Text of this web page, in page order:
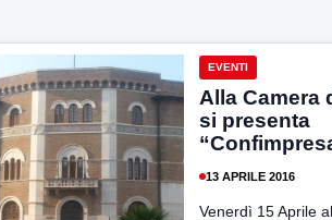
EVENTI
Alla Camera
si presenta
13 APRILE 2016
Venerdì 15 Aprile